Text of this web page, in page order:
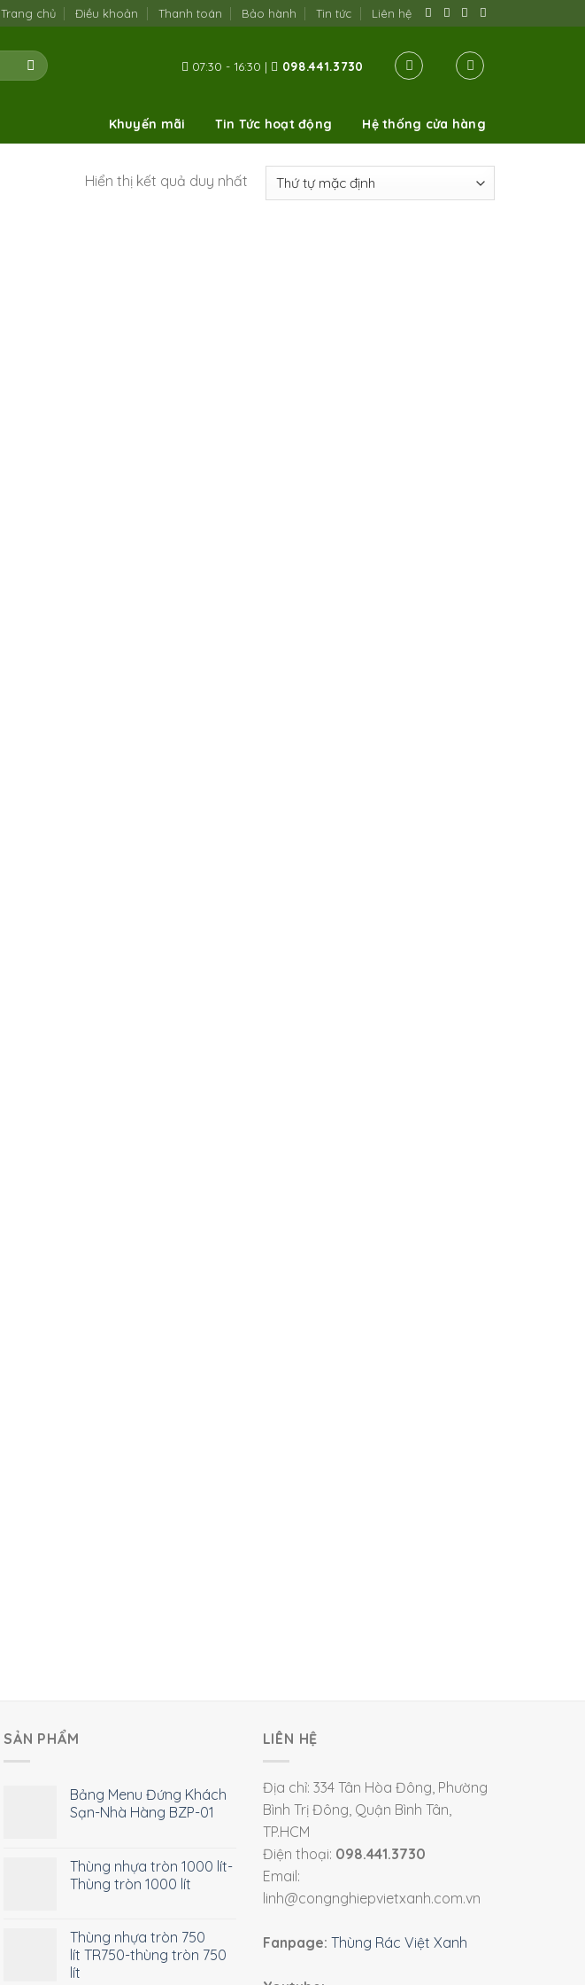
Trang chủ Điều khoản Thanh toán Bảo hành Tin tức Liên hệ
07:30 - 16:30 | 098.441.3730
Khuyến mãi Tin Tức hoạt động Hệ thống cửa hàng
Hiển thị kết quả duy nhất
SẢN PHẨM
Bảng Menu Đứng Khách
Sạn-Nhà Hàng BZP-01
Thùng nhựa tròn 1000 lít-
Thùng tròn 1000 lít
Thùng nhựa tròn 750
lít TR750-thùng tròn 750
lít
LIÊN HỆ
Địa chỉ: 334 Tân Hòa Đông, Phường
Bình Trị Đông, Quận Bình Tân,
TP.HCM
Điện thoại: 098.441.3730
Email:
linh@congnghiepvietxanh.com.vn
Fanpage: Thùng Rác Việt Xanh